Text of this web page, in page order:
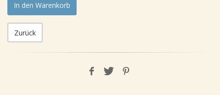
In den Warenkorb
Zurück